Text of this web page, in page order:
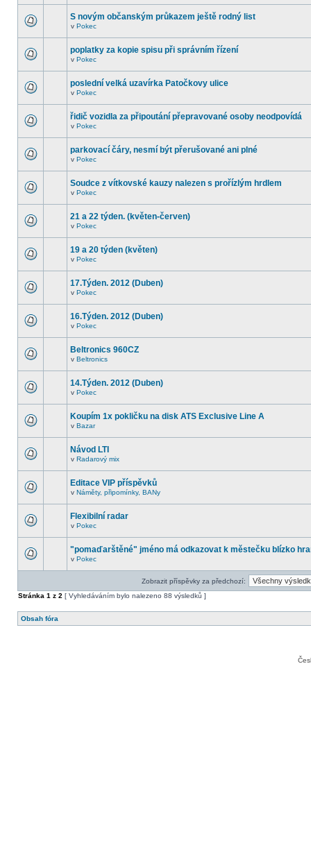
S novým občanským průkazem ještě rodný list
v Pokec
poplatky za kopie spisu při správním řízení
v Pokec
poslední velká uzavírka Patočkovy ulice
v Pokec
řidič vozidla za připoutání přepravované osoby neodpovídá
v Pokec
parkovací čáry, nesmí být přerušované ani plné
v Pokec
Soudce z vítkovské kauzy nalezen s prořízlým hrdlem
v Pokec
21 a 22 týden. (květen-červen)
v Pokec
19 a 20 týden (květen)
v Pokec
17.Týden. 2012 (Duben)
v Pokec
16.Týden. 2012 (Duben)
v Pokec
Beltronics 960CZ
v Beltronics
14.Týden. 2012 (Duben)
v Pokec
Koupím 1x pokličku na disk ATS Exclusive Line A
v Bazar
Návod LTI
v Radarový mix
Editace VIP příspěvků
v Náměty, připomínky, BANy
Flexibilní radar
v Pokec
"pomaďarštěné" jméno má odkazovat k městečku blízko
v Pokec
Zobrazit příspěvky za předchozí:
Stránka 1 z 2 [ Vyhledáváním bylo nalezeno 88 výsledků ]
Obsah fóra